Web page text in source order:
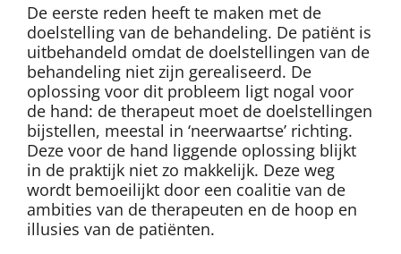
De eerste reden heeft te maken met de
doelstelling van de behandeling. De patiënt is
uitbehandeld omdat de doelstellingen van de
behandeling niet zijn gerealiseerd. De
oplossing voor dit probleem ligt nogal voor
de hand: de therapeut moet de doelstellingen
bijstellen, meestal in ‘neerwaartse’ richting.
Deze voor de hand liggende oplossing blijkt
in de praktijk niet zo makkelijk. Deze weg
wordt bemoeilijkt door een coalitie van de
ambities van de therapeuten en de hoop en
illusies van de patiënten.